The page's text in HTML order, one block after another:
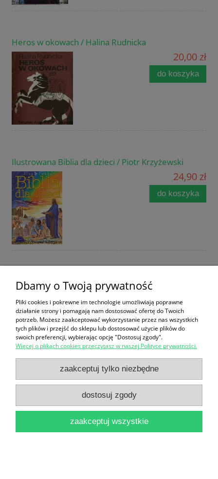
Heros w okowach / Halina Rudnicka
20,00 zł
do koszyka
Ilustrowana Biblia dla dzieci / Piotr Krzyżewski
24,90 zł
do koszyka
Jerutte z Lisiej Polany / Cecil Bodker
do koszyka
Jasne dni i inne teksty sceniczne dla dzieci i
młodzieży / Jerzy Rochowiak
16,90 zł
Dbamy o Twoją prywatność
Pliki cookies i pokrewne im technologie umożliwiają poprawne
działanie strony i pomagają nam dostosować ofertę do Twoich
potrzeb. Możesz zaakceptować wykorzystanie przez nas wszystkich
tych plików i przejść do sklepu lub dostosować użycie plików do
swoich preferencji, wybierając opcję "Dostosuj zgody".
Więcej o plikach cookies przeczytasz w naszej Polityce prywatności.
zaakceptuj tylko niezbędne
dostosuj zgody
zaakceptuj wszystkie